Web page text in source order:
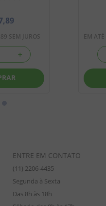
,89
89 SEM JUROS
＋
EM ATÉ
ENTRE EM CONTATO
(11) 2206-4435
Segunda à Sexta
Das 8h às 18h